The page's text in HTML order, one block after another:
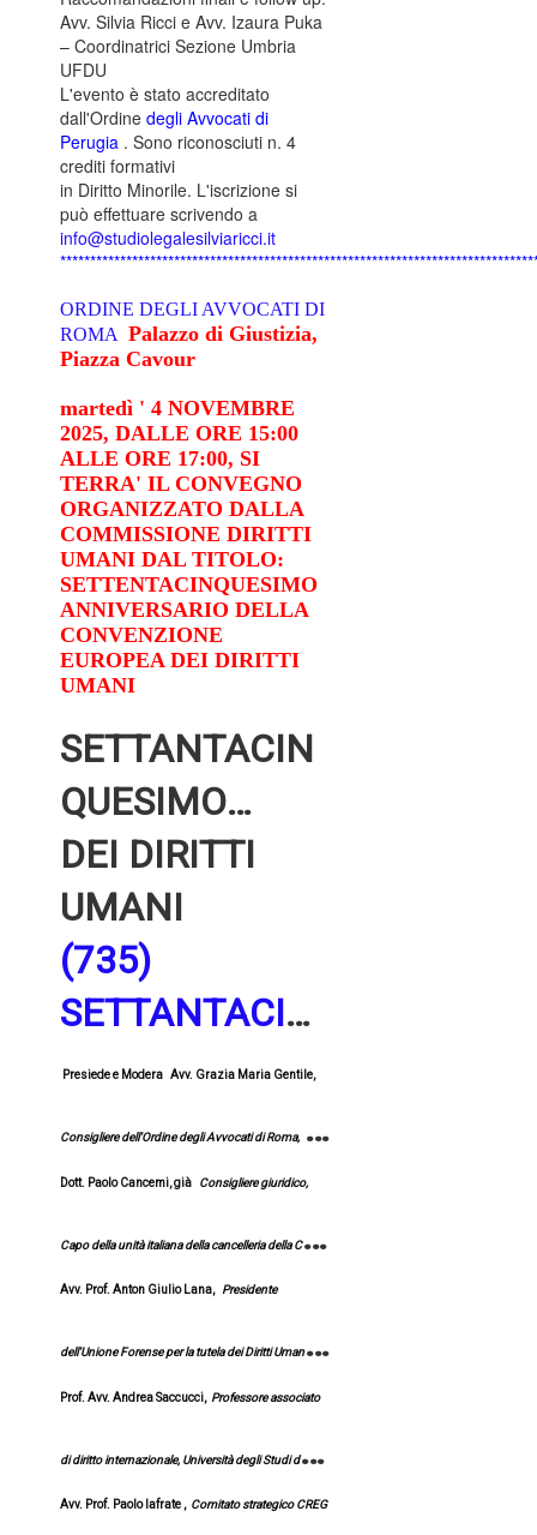
Avv. Silvia Ricci e Avv. Izaura Puka
– Coordinatrici Sezione Umbria
UFDU
L'evento è stato accreditato
dall'Ordine degli Avvocati di
Perugia . Sono riconosciuti n. 4
crediti formativi
in ​​Diritto Minorile. L'iscrizione si
può effettuare scrivendo a
info@studiolegalesilviaricci.it
ORDINE DEGLI AVVOCATI DI
ROMA Palazzo di Giustizia,
Piazza Cavour
martedì ' 4 NOVEMBRE
2025, DALLE ORE 15:00
ALLE ORE 17:00, SI
TERRA' IL CONVEGNO
ORGANIZZATO DALLA
COMMISSIONE DIRITTI
UMANI DAL TITOLO:
SETTENTACINQUESIMO
ANNIVERSARIO DELLA
CONVENZIONE
EUROPEA DEI DIRITTI
UMANI
SETTANTACIN
QUESIMO
ANNIVERSARI
O DELLA
CONVENZIONE
EUROPEA
DEI DIRITTI
UMANI
(735)
SETTANTACIN
QUESIMO
O DELLA
EUROPEA DEI
- 04.11.2025 -
Presiede e Modera Avv. Grazia Maria Gentile,
Consigliere dell'Ordine degli Avvocati di Roma,
Dott. Paolo Cancemi, già Consigliere giuridico,
Capo della unità italiana della cancelleria della Corte
d'Europa
Avv. Prof. Anton Giulio Lana, Presidente
dell'Unione Forense per la tutela dei Diritti Umani,
Prof. Avv. Andrea Saccucci, Professore associato
di diritto internazionale, Università degli Studi della
Avv. Prof. Paolo Iafrate , Comitato strategico CREG